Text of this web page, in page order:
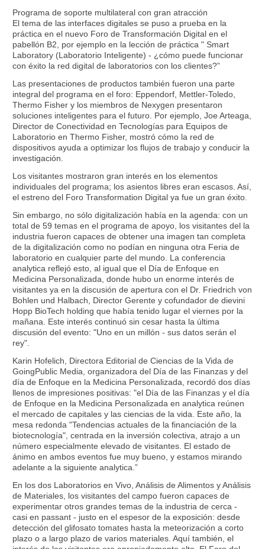
Programa de soporte multilateral con gran atracción
El tema de las interfaces digitales se puso a prueba en la
práctica en el nuevo Foro de Transformación Digital en el
pabellón B2, por ejemplo en la lección de práctica " Smart
Laboratory (Laboratorio Inteligente) - ¿cómo puede funcionar
con éxito la red digital de laboratorios con los clientes?”
Las presentaciones de productos también fueron una parte
integral del programa en el foro: Eppendorf, Mettler-Toledo,
Thermo Fisher y los miembros de Nexygen presentaron
soluciones inteligentes para el futuro. Por ejemplo, Joe Arteaga,
Director de Conectividad en Tecnologías para Equipos de
Laboratorio en Thermo Fisher, mostró cómo la red de
dispositivos ayuda a optimizar los flujos de trabajo y conducir la
investigación.
Los visitantes mostraron gran interés en los elementos
individuales del programa; los asientos libres eran escasos. Así,
el estreno del Foro Transformation Digital ya fue un gran éxito.
Sin embargo, no sólo digitalización había en la agenda: con un
total de 59 temas en el programa de apoyo, los visitantes del la
industria fueron capaces de obtener una imagen tan completa
de la digitalización como no podían en ninguna otra Feria de
laboratorio en cualquier parte del mundo. La conferencia
analytica reflejó esto, al igual que el Día de Enfoque en
Medicina Personalizada, donde hubo un enorme interés de
visitantes ya en la discusión de apertura con el Dr. Friedrich von
Bohlen und Halbach, Director Gerente y cofundador de dievini
Hopp BioTech holding que había tenido lugar el viernes por la
mañana. Este interés continuó sin cesar hasta la última
discusión del evento: "Uno en un millón - sus datos serán el
rey".
Karin Hofelich, Directora Editorial de Ciencias de la Vida de
GoingPublic Media, organizadora del Día de las Finanzas y del
día de Enfoque en la Medicina Personalizada, recordó dos días
llenos de impresiones positivas: "el Día de las Finanzas y el día
de Enfoque en la Medicina Personalizada en analytica reúnen
el mercado de capitales y las ciencias de la vida. Este año, la
mesa redonda "Tendencias actuales de la financiación de la
biotecnología", centrada en la inversión colectiva, atrajo a un
número especialmente elevado de visitantes. El estado de
ánimo en ambos eventos fue muy bueno, y estamos mirando
adelante a la siguiente analytica.”
En los dos Laboratorios en Vivo, Análisis de Alimentos y Análisis
de Materiales, los visitantes del campo fueron capaces de
experimentar otros grandes temas de la industria de cerca -
casi en passant - justo en el espesor de la exposición: desde
detección del glifosato tomates hasta la meteorización a corto
plazo o a largo plazo de varios materiales. Aquí también, el